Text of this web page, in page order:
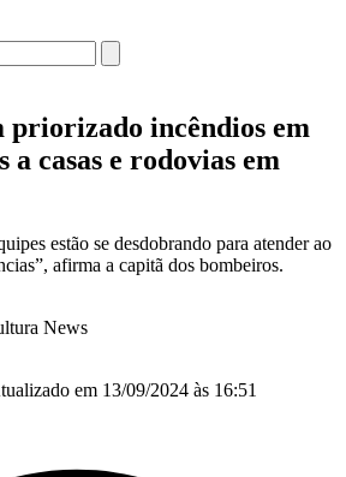
priorizado incêndios em
a casas e rodovias em
estão se desdobrando para atender ao
afirma a capitã dos bombeiros.
News
em 13/09/2024 às 16:51